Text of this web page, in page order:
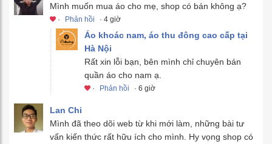
Mình muốn mua áo cho mẹ, shop có bán không ạ?
· Phản hồi · 4 giờ
Áo khoác nam, áo thu đông cao cấp tại
Hà Nội
Rất xin lỗi bạn, bên mình chỉ chuyên bán
quần áo cho nam ạ.
· Phản hồi · 6 giờ
Lan Chi
Mình đã theo dõi web từ khi mới làm, những bài tư
vấn kiến thức rất hữu ích cho mình. Hy vọng shop có